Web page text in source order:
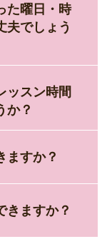
た曜日・時
夫でしょう
ッスン時間
か？
ますか？
きますか？